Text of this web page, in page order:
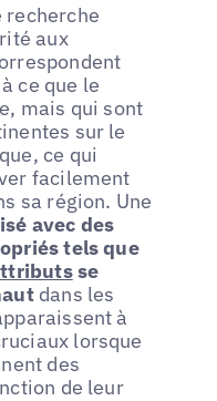
recherche
aux
ce que le
mais qui sont
sur le
ce qui
facilement
sa région. Une
avec des
tels que
se
dans les
à
lorsque
des
de leur